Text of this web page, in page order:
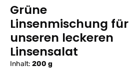
Grüne
Linsenmischung für
unseren leckeren
Linsensalat
Inhalt: 200 g